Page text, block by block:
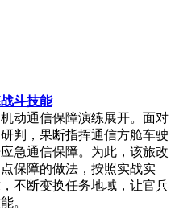
斗技能
动通信保障演练展开。面对
判，果断指挥通信方舱车驶
急通信保障。为此，该旅改
保障的做法，按照实战实
不断变换任务地域，让官兵
。